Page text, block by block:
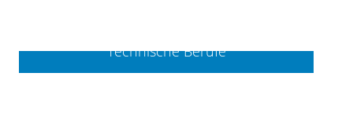
Technische Berufe